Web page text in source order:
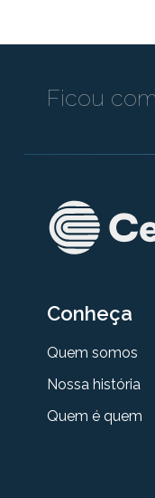
Ficou
Conheça
Quem somos
Nossa história
Quem é quem